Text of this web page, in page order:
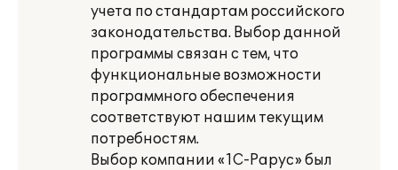
учета по стандартам российского
законодательства. Выбор данной
программы связан с тем, что
функциональные возможности
программного обеспечения
соответствуют нашим текущим
потребностям.
Выбор компании «1С-Рарус» был